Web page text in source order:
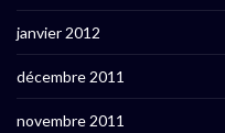
janvier 2012
décembre 2011
novembre 2011